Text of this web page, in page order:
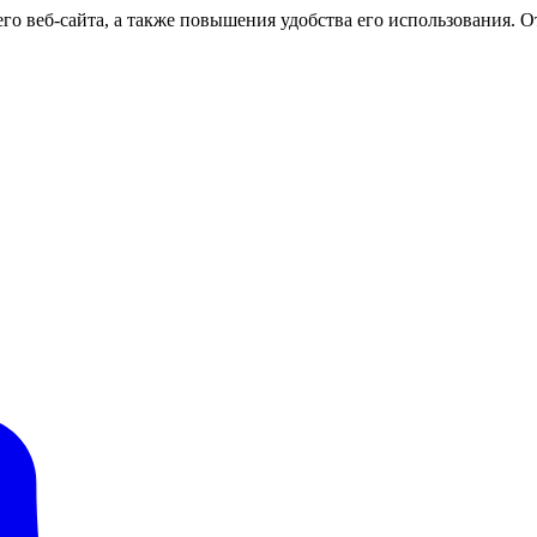
веб-сайта, а также повышения удобства его использования.